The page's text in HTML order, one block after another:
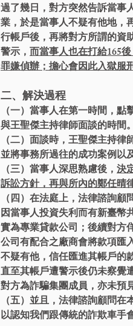
過了幾日，對方突然告訴當事
業，於是當事人不疑有他地，
行帳戶後，再將對方所謂的資
警示， 而當事人也在打給165
罪嫌偵辦；擔心會因此入獄服
二、解決過程
（一）當事人在第一時間，
與王聖傑主持律師面談的時間。
（二）面談時，王聖傑主持
並將事務所過往的成功案例以
（三）當事人深思熟慮後， 決
訴訟方針，再與所內的鄭任晴
（四）在法庭上，法律諮詢
因當事人投資失利而有新臺幣
實為專業貸款公司；後續對方
公司有配合之廠商會將款項匯
不疑有他，信任匯進其帳戶的
直至其帳戶遭警示後仍未察覺
對方為詐騙集團成員，亦未預
（五）並且，法律諮詢顧問
以認知我們跟傳統的詐欺車手